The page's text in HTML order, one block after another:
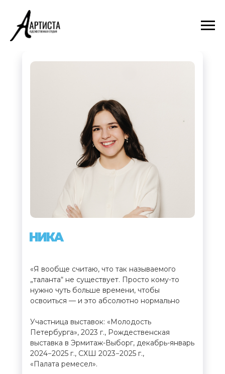
«Я вообще считаю, что так называемого
„таланта“ не существует. Просто кому-то
нужно чуть больше времени, чтобы
освоиться — и это абсолютно нормально
Участница выставок: «Молодость
Петербурга», 2023 г., Рождественская
выставка в Эрмитаж-Выборг, декабрь-январь
2024−2025 г., СХШ 2023−2025 г.,
«Палата ремесел».
НИКА